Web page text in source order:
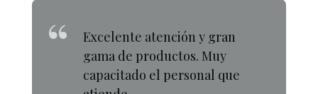
Excelente atención y gran
gama de productos. Muy
capacitado el personal que